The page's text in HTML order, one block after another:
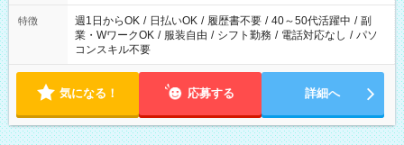
特徴 週1日からOK / 日払いOK / 履歴書不要 / 40～50代活躍中 / 副
業・WワークOK / 服装自由 / シフト勤務 / 電話対応なし / パソ
コンスキル不要
気になる！ 応募する 詳細へ